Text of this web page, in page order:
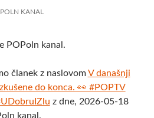
KANAL
POPoln kanal.
članek z naslovomV današnji
do konca. 👀 #POPTV
z dne, 2026-05-18
kanal.